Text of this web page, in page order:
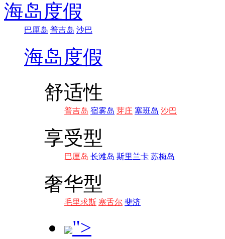
海岛度假
巴厘岛 普吉岛 沙巴
海岛度假
舒适性
普吉岛 宿雾岛 芽庄 塞班岛 沙巴
享受型
巴厘岛 长滩岛 斯里兰卡 苏梅岛
奢华型
毛里求斯 塞舌尔 斐济
">